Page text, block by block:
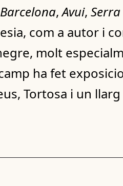
,Avui, Serra
com a autor i
molt
ha fet
Tortosa i un